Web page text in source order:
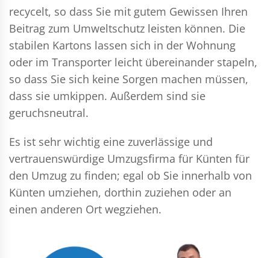
recycelt, so dass Sie mit gutem Gewissen Ihren
Beitrag zum Umweltschutz leisten können. Die
stabilen Kartons lassen sich in der Wohnung
oder im Transporter leicht übereinander stapeln,
so dass Sie sich keine Sorgen machen müssen,
dass sie umkippen. Außerdem sind sie
geruchsneutral.
Es ist sehr wichtig eine zuverlässige und
vertrauenswürdige Umzugsfirma für Künten für
den Umzug zu finden; egal ob Sie innerhalb von
Künten umziehen, dorthin zuziehen oder an
einen anderen Ort wegziehen.